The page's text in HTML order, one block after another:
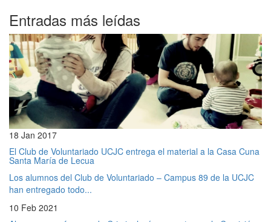
Entradas más leídas
18 Jan 2017
El Club de Voluntariado UCJC entrega el material a la Casa Cuna
Santa María de Lecua
Los alumnos del Club de Voluntariado – Campus 89 de la UCJC
han entregado todo...
10 Feb 2021